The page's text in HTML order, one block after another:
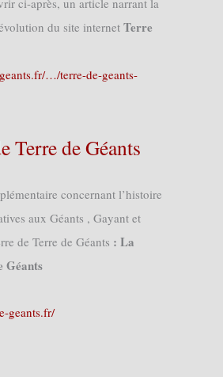
du site internet Terre
…/terre-de-geants-
Terre de Géants
concernant l’histoire
aux Géants , Gayant et
de Terre de Géants : La
Géants
geants.fr/